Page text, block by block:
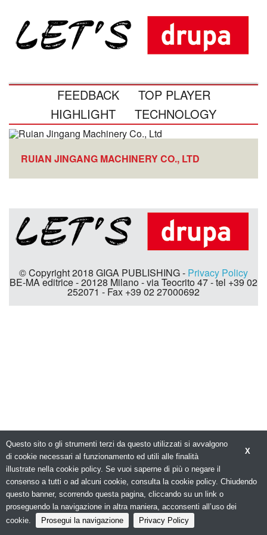
FEEDBACK
TOP PLAYER
HIGHLIGHT
TECHNOLOGY
RUIAN JINGANG MACHINERY CO., LTD
© Copyright 2018 GIGA PUBLISHING - Privacy Policy
BE-MA editrice - 20128 Milano - via Teocrito 47 - tel +39 02
252071 - Fax +39 02 27000692
X
Questo sito o gli strumenti terzi da questo utilizzati si avvalgono
di cookie necessari al funzionamento ed utili alle finalità
illustrate nella cookie policy. Se vuoi saperne di più o negare il
consenso a tutti o ad alcuni cookie, consulta la cookie policy. Chiudendo
questo banner, scorrendo questa pagina, cliccando su un link o
proseguendo la navigazione in altra maniera, acconsenti all’uso dei
cookie.
Prosegui la navigazione Privacy Policy